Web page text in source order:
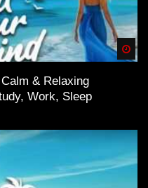
& Relaxing
Work, Sleep